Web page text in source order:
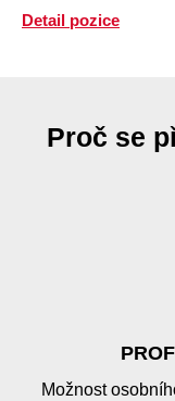
Detail pozice
Proč se
Možnost